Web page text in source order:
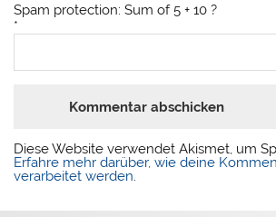
Spam protection: Sum of 5 + 10 ?
*
Diese Website verwendet Akismet, um
Erfahre mehr darüber, wie deine
verarbeitet werden.